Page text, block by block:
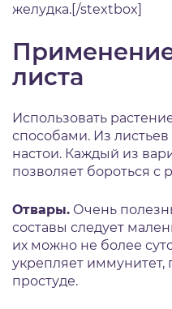
желудка.[/stextbox]
листа
Использовать
способами. Из
настои. Каждый из
позволяет бороться
Отвары. Очень
составы следует
их можно не более
укрепляет иммунитет,
простуде.